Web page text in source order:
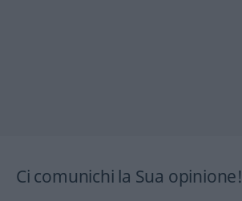
Ci comunichi la Sua opinione!